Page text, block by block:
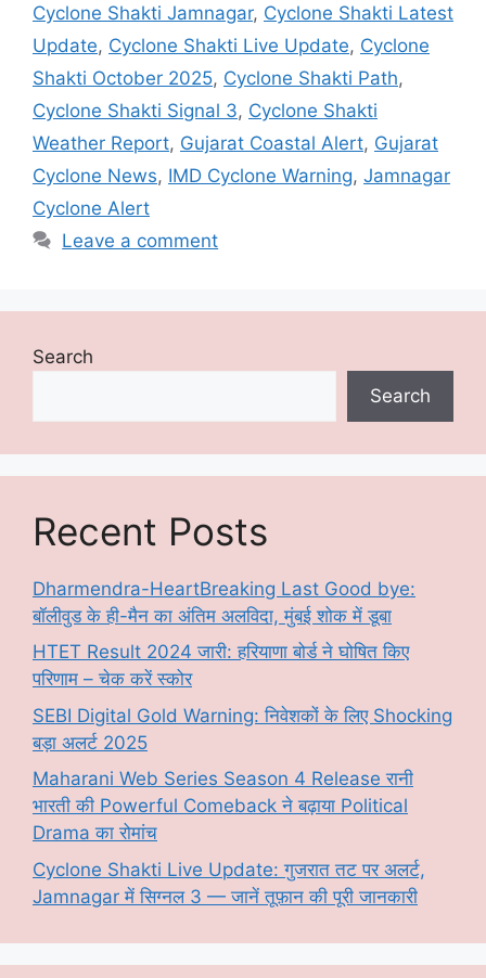
Cyclone Shakti Jamnagar, Cyclone Shakti Latest
Update, Cyclone Shakti Live Update, Cyclone
Shakti October 2025, Cyclone Shakti Path,
Cyclone Shakti Signal 3, Cyclone Shakti
Weather Report, Gujarat Coastal Alert, Gujarat
Cyclone News, IMD Cyclone Warning, Jamnagar
Cyclone Alert
Leave a comment
Search
Search
Recent Posts
Dharmendra-HeartBreaking Last Good bye:
बॉलीवुड के ही-मैन का अंतिम अलविदा, मुंबई शोक में डूबा
HTET Result 2024 जारी: हरियाणा बोर्ड ने घोषित किए
परिणाम – चेक करें स्कोर
SEBI Digital Gold Warning: निवेशकों के लिए Shocking
बड़ा अलर्ट 2025
Maharani Web Series Season 4 Release रानी
भारती की Powerful Comeback ने बढ़ाया Political
Drama का रोमांच
Cyclone Shakti Live Update: गुजरात तट पर अलर्ट,
Jamnagar में सिग्नल 3 — जानें तूफ़ान की पूरी जानकारी